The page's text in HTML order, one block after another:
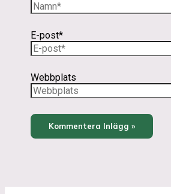
E-post*
Webbplats